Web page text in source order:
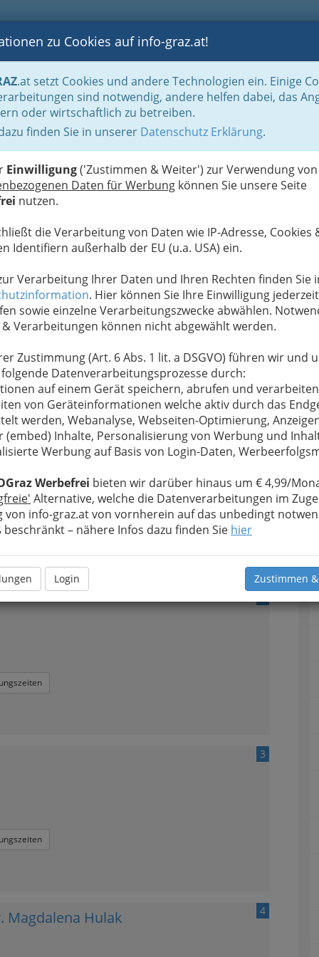
BLOGS FOTOS GASTRONOMIE BRANCHEN
zu Cookies auf info-graz.at!
.at setzt Cookies und andere Technologien ein. Einige
sind notwendig, andere helfen dabei, das
oder wirtschaftlich zu betreiben.
finden Sie in unserer Datenschutz Erklärung.
Einwilligung('Zustimmen & Weiter') zur Verwendung von
Daten für Werbung können Sie unsere Seite
nutzen.
die Verarbeitung von Daten wie IP-Adresse, Cookies
Identifiern außerhalb der EU (u.a. USA) ein.
Verarbeitung Ihrer Daten und Ihren Rechten finden Sie
. Hier können Sie Ihre Einwilligung jederzeit
sowie einzelne Verarbeitungszwecke abwählen.
& Verarbeitungen können nicht abgewählt werden.
Zustimmung (Art. 6 Abs. 1 lit. a DSGVO) führen wir und
Datenverarbeitungsprozesse durch:
auf einem Gerät speichern, abrufen und
von Geräteinformationen welche aktiv durch das
werden, Webanalyse, Webseiten-Optimierung,
(embed) Inhalte, Personalisierung von Werbung und
Werbung auf Basis von Login-Daten,
Werbefrei bieten wir darüber hinaus um € 4,99/
Alternative, welche die Datenverarbeitungen im
von info-graz.at von vornherein auf das unbedingt
beschränkt – nähere Infos dazu finden Sie hier
Login Zustimmen
und gesunde Haltung. Sorgen Sie deshalb
mögliche Krankheiten und deren
ein
man sich in
zahlreiche
weiterhelfen
allem Tierärzte, aber auch Tierschutzvereine
Alle Bezirke
3
4
Magdalena Hulak